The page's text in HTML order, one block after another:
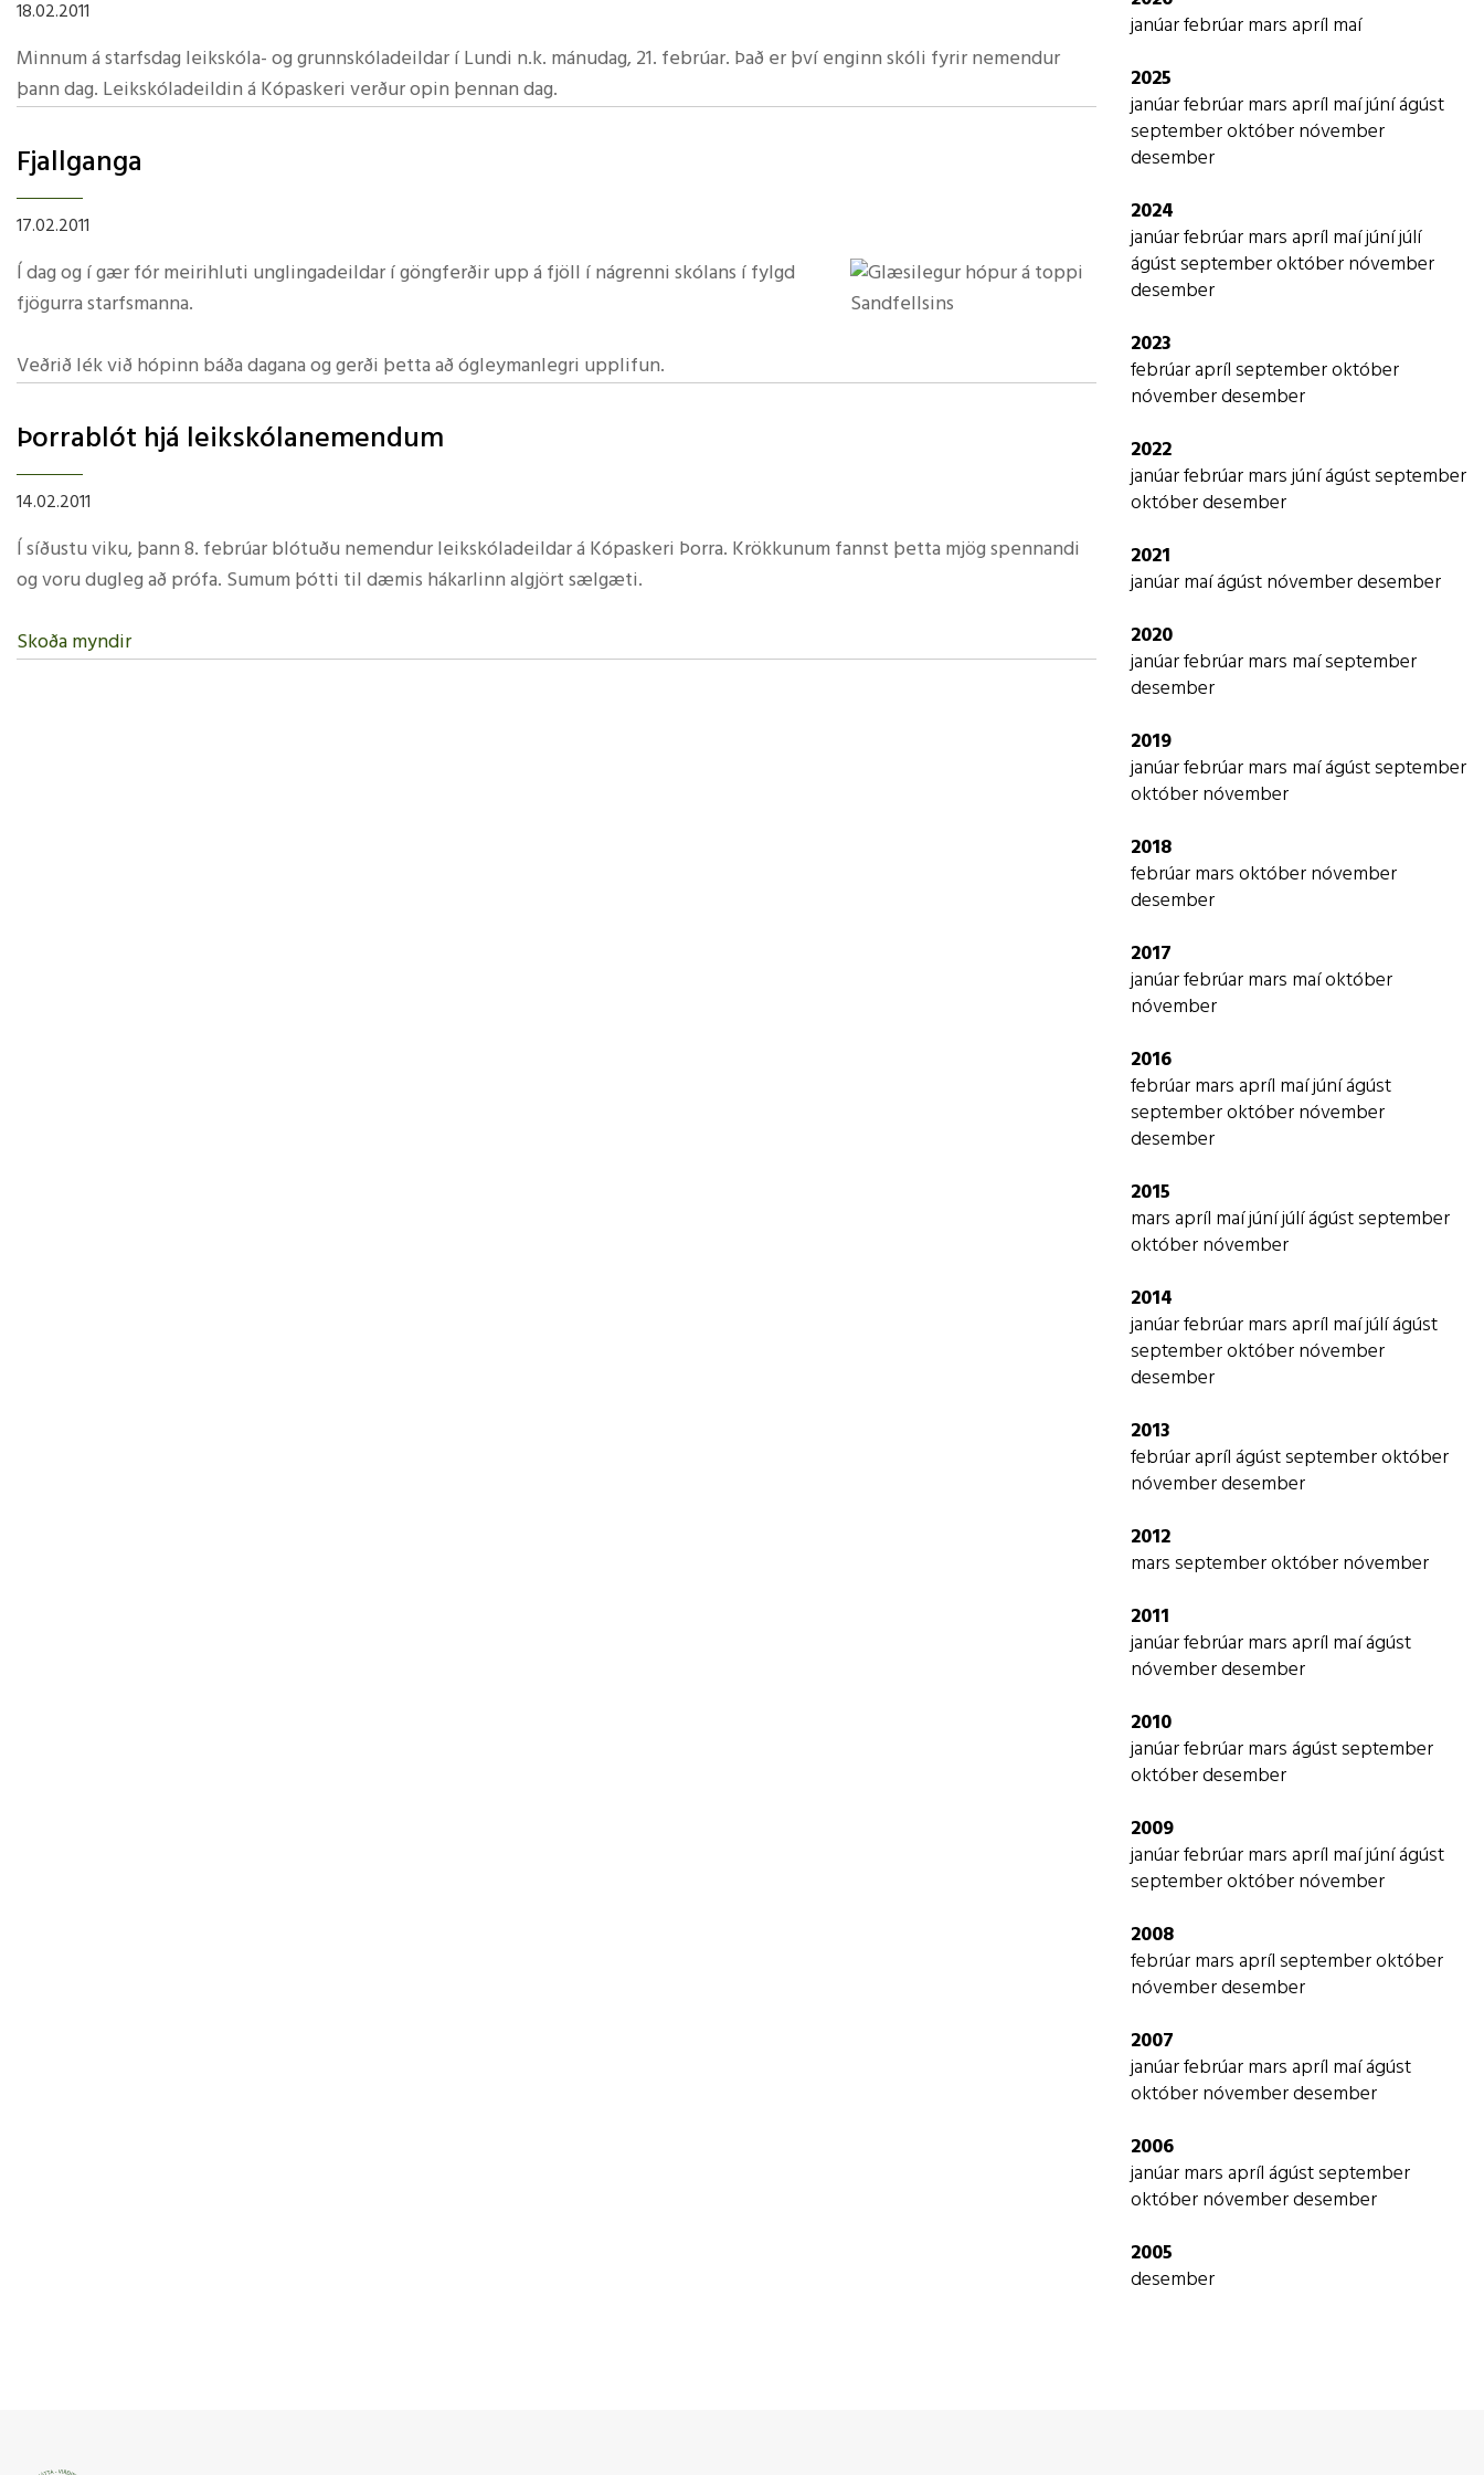
Mötuneyti
Tónlistarskóli Húsavíkur
Skólastefna Norðurþings
Skólareglur
Kennsluáætlanir
Starfsþróunaráætlun
Öxarfjarðarskóla
Menntastefna Norðurþings
Leiðsagnarnám - foreldrar
Stjórn foreldrafélags
Skólaráð
Fundargerðir
Reglugerð um skólaráð
Viðbragðsáætlun vegna eineltis,
kynbundinnar áreitni starfsmanna
Jafnréttisáætlun
Ábyrgð og skyldur aðila
Hagnýtar upplýsingar
18.02.2011
Minnum á starfsdag leikskóla- og grunnskóladeildar í Lundi n.k. mánudag, 21. febrúar. Það er því enginn skóli fyrir nemendur
þann dag. Leikskóladeildin á Kópaskeri verður opin þennan dag.
Fjallganga
17.02.2011
Í dag og í gær fór meirihluti unglingadeildar í göngferðir upp á fjöll í nágrenni skólans í fylgd
fjögurra starfsmanna.
Veðrið lék við hópinn báða dagana og gerði þetta að ógleymanlegri upplifun.
Krakkarnir stóðu sig allir ótrúlega vel í þessum ferðum og einstaklega ánægjulegt að sjá hvað þau höfðu gaman af þessu. Þau
geta verið stolt af sér yfir góðum árangri og persónulegum sigrum.
Myndir frá Þverárhyrnu
Myndir frá Sandfelli
Þorrablót hjá leikskólanemendum
14.02.2011
Í síðustu viku, þann 8. febrúar blótuðu nemendur leikskóladeildar á Kópaskeri Þorra. Krökkunum fannst þetta mjög spennandi
og voru dugleg að prófa. Sumum þótti til dæmis hákarlinn algjört sælgæti.
Skoða myndir
janúarfebrúarmarsapríl maí
2025
janúarfebrúarmarsapríl maíjúníágúst
septemberoktóbernóvember
desember
2024
janúarfebrúarmarsapríl maíjúníjúlí
ágústseptemberoktóbernóvember
desember
2023
febrúaraprílseptemberoktóber
nóvemberdesember
2022
janúarfebrúarmarsjúníágústseptember
októberdesember
2021
janúarmaíágústnóvemberdesember
2020
janúarfebrúarmars maíseptember
desember
2019
janúarfebrúarmars maíágústseptember
októbernóvember
2018
febrúarmarsoktóbernóvember
desember
2017
janúarfebrúarmars maíoktóber
nóvember
2016
febrúarmarsapríl maíjúníágúst
septemberoktóbernóvember
desember
2015
marsapríl maíjúníjúlíágústseptember
októbernóvember
2014
janúarfebrúarmarsapríl maíjúlíágúst
septemberoktóbernóvember
desember
2013
febrúaraprílágústseptemberoktóber
nóvemberdesember
2012
marsseptemberoktóbernóvember
2011
janúarfebrúarmarsapríl maíágúst
nóvemberdesember
2010
janúarfebrúarmarságústseptember
októberdesember
2009
janúarfebrúarmarsapríl maíjúníágúst
septemberoktóbernóvember
2008
febrúarmarsaprílseptemberoktóber
nóvemberdesember
2007
janúarfebrúarmarsapríl maíágúst
októbernóvemberdesember
2006
janúarmarsaprílágústseptember
októbernóvemberdesember
2005
desember